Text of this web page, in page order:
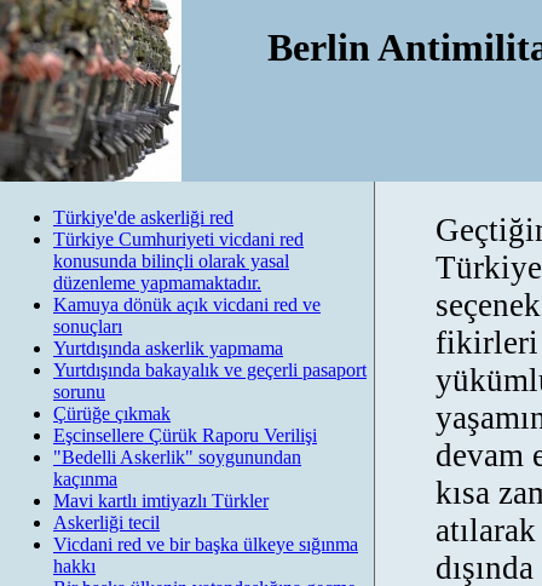
Berlin
Türkiye'de askerliği red
Türkiye Cumhuriyeti vicdani red
konusunda bilinçli olarak yasal
düzenleme yapmamaktadır.
Kamuya dönük açık vicdani red ve
sonuçları
Yurtdışında askerlik yapmama
Yurtdışında bakayalık ve geçerli pasaport
sorunu
Çürüğe çıkmak
Eşcinsellere Çürük Raporu Verilişi
"Bedelli Askerlik" soygunundan
kaçınma
Mavi kartlı imtiyazlı Türkler
Askerliği tecil
Vicdani red ve bir başka ülkeye sığınma
hakkı
fikirleri
devam
kısa